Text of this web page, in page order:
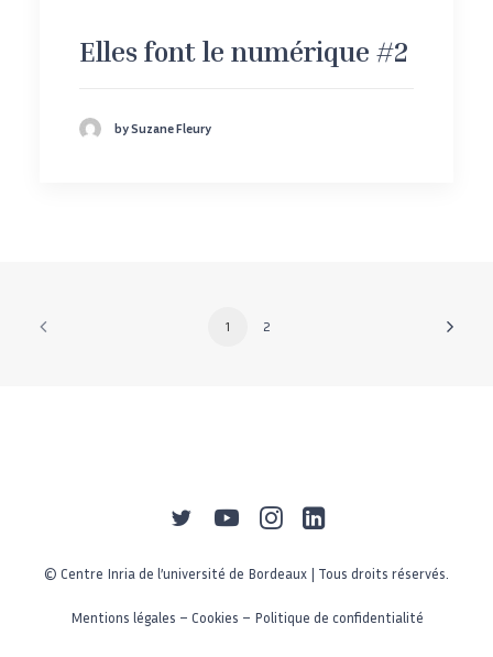
Elles font le numérique #2
by Suzane Fleury
1 2
© Centre Inria de l’université de Bordeaux | Tous droits réservés.
Mentions légales – Cookies – Politique de confidentialité